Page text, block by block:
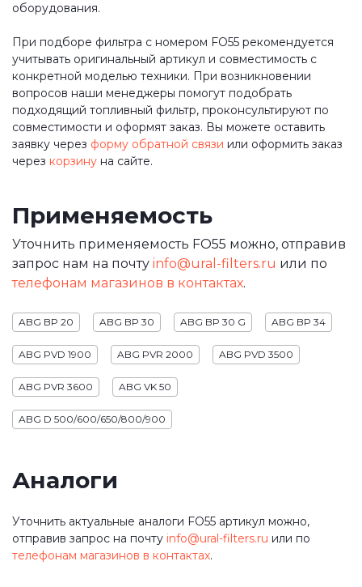
оборудования.
При подборе фильтра с номером FO55 рекомендуется
учитывать оригинальный артикул и совместимость с
конкретной моделью техники. При возникновении
вопросов наши менеджеры помогут подобрать
подходящий топливный фильтр, проконсультируют по
совместимости и оформят заказ. Вы можете оставить
заявку через форму обратной связи или оформить заказ
через корзину на сайте.
Применяемость
Уточнить применяемость FO55 можно, отправив
запрос нам на почту info@ural-filters.ru или по
телефонам магазинов в контактах.
ABG BP 20 ABG BP 30 ABG BP 30 G ABG BP 34
ABG PVD 1900 ABG PVR 2000 ABG PVD 3500
ABG PVR 3600 ABG VK 50
ABG D 500/600/650/800/900
Аналоги
Уточнить актуальные аналоги FO55 артикул можно,
отправив запрос на почту info@ural-filters.ru или по
телефонам магазинов в контактах.